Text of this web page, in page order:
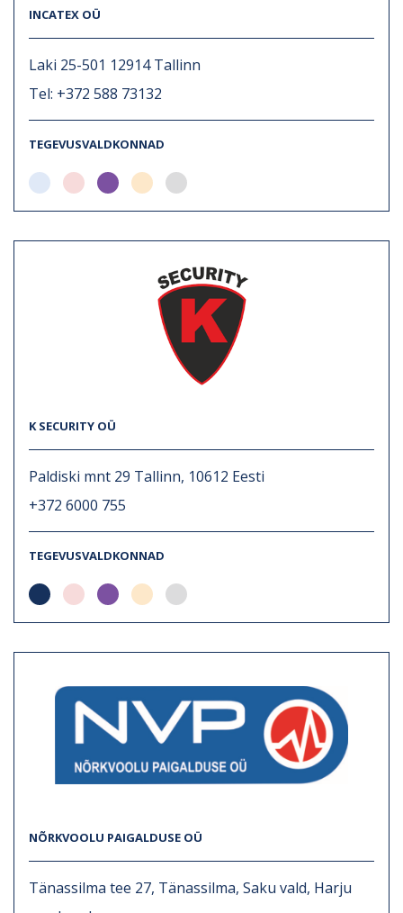
INCATEX OÜ
Laki 25-501 12914 Tallinn
Tel: +372 588 73132
TEGEVUSVALDKONNAD
K SECURITY OÜ
Paldiski mnt 29 Tallinn, 10612 Eesti
+372 6000 755
TEGEVUSVALDKONNAD
NÕRKVOOLU PAIGALDUSE OÜ
Tänassilma tee 27, Tänassilma, Saku vald, Harju